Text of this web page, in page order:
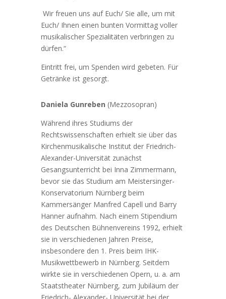
Wir freuen uns auf Euch/ Sie alle, um mit
Euch/ Ihnen einen bunten Vormittag voller
musikalischer Spezialitäten verbringen zu
dürfen.“
Eintritt frei, um Spenden wird gebeten. Für
Getränke ist gesorgt.
Daniela Gunreben (Mezzosopran)
Während ihres Studiums der
Rechtswissenschaften erhielt sie über das
Kirchenmusikalische Institut der Friedrich-
Alexander-Universität zunächst
Gesangsunterricht bei Inna Zimmermann,
bevor sie das Studium am Meistersinger-
Konservatorium Nürnberg beim
Kammersänger Manfred Capell und Barry
Hanner aufnahm. Nach einem Stipendium
des Deutschen Bühnenvereins 1992, erhielt
sie in verschiedenen Jahren Preise,
insbesondere den 1. Preis beim IHK-
Musikwettbewerb in Nürnberg. Seitdem
wirkte sie in verschiedenen Opern, u. a. am
Staatstheater Nürnberg, zum Jubiläum der